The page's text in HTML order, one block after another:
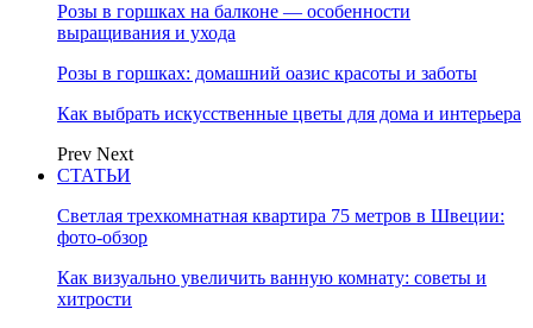
Розы в горшках на балконе — особенности
выращивания и ухода
Розы в горшках: домашний оазис красоты и заботы
Как выбрать искусственные цветы для дома и интерьера
Prev Next
СТАТЬИ
Светлая трехкомнатная квартира 75 метров в Швеции:
фото-обзор
Как визуально увеличить ванную комнату: советы и
хитрости